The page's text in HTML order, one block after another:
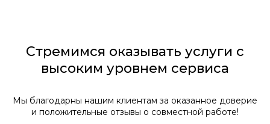
Стремимся оказывать услуги с
высоким уровнем сервиса
Мы благодарны нашим клиентам за оказанное доверие
и положительные отзывы о совместной работе!